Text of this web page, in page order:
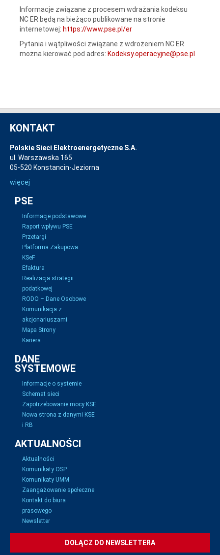
Informacje związane z procesem wdrażania kodeksu
NC ER będą na bieżąco publikowane na stronie
internetowej: https://www.pse.pl/er
Pytania i wątpliwości związane z wdrożeniem NC ER
można kierować pod adres: Kodeksy.operacyjne@pse.pl
KONTAKT
Polskie Sieci Elektroenergetyczne S.A.
ul. Warszawska 165
05-520 Konstancin-Jeziorna
więcej
PSE
Informacje podstawowe
Raport wpływu PSE
Przetargi
Platforma Zakupowa
KSeF
Efaktura
Realizacja strategii
podatkowej
RODO – Dane Osobowe
Komunikacja z
akcjonariuszami
Mapa Strony
Kariera
DANE
SYSTEMOWE
Informacje o systemie
Schemat sieci
Zapotrzebowanie mocy KSE
Nowa strona z danymi KSE
i RB
AKTUALNOŚCI
Aktualności
Komunikaty OSP
Komunikaty UMM
Zaangażowanie społeczne
Kontakt do biura
prasowego
Newsletter
DOŁĄCZ DO NEWSLETTERA